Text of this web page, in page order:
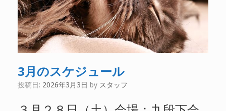
3月のスケジュール
投稿日: 2026年3月3日 by スタッフ